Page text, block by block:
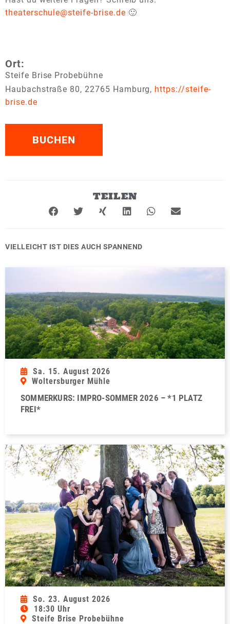
theaterschule@steife-brise.de 🙂
Ort:
Steife Brise Probebühne
Haubachstraße 80, 22765 Hamburg, https://steife-
brise.de
BUCHEN
TEILEN
VIELLEICHT IST DIES AUCH SPANNEND
Sa. 15. August 2026
Woltersburger Mühle
SOMMERKURS: IMPRO-SOMMER 2026 – *1 PLATZ
FREI*
So. 23. August 2026
18:30 Uhr
Steife Brise Probebühne